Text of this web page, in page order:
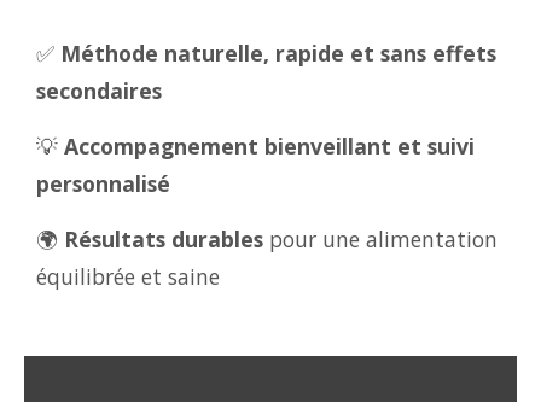
✅ Méthode naturelle, rapide et sans effets
secondaires
💡 Accompagnement bienveillant et suivi
personnalisé
🌍 Résultats durables pour une alimentation
équilibrée et saine